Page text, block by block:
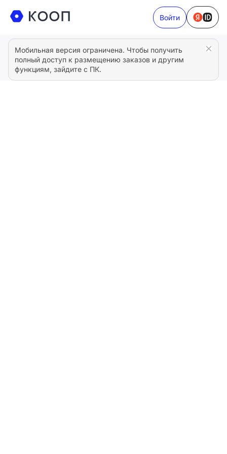
Войти
Мобильная версия ограничена. Чтобы получить
полный доступ к размещению заказов и другим
функциям, зайдите с ПК.